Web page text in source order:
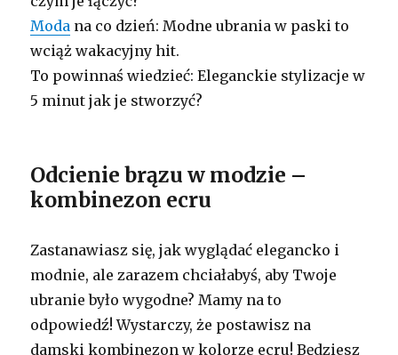
Moda na co dzień: Modne ubrania w paski to
wciąż wakacyjny hit.
To powinnaś wiedzieć: Eleganckie stylizacje w
5 minut jak je stworzyć?
Odcienie brązu w modzie –
kombinezon ecru
Zastanawiasz się, jak wyglądać elegancko i
modnie, ale zarazem chciałabyś, aby Twoje
ubranie było wygodne? Mamy na to
odpowiedź! Wystarczy, że postawisz na
damski kombinezon w kolorze ecru! Będziesz